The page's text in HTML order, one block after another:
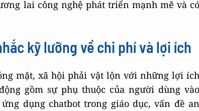
lai công nghệ phát triển mạnh mẽ và có
kỹ lưỡng về chi phí và lợi ích
mặt, xã hội phải vật lộn với những lợi ích
gồm sự phụ thuộc của người dùng vào
dụng chatbot trong giáo dục, vấn đề an